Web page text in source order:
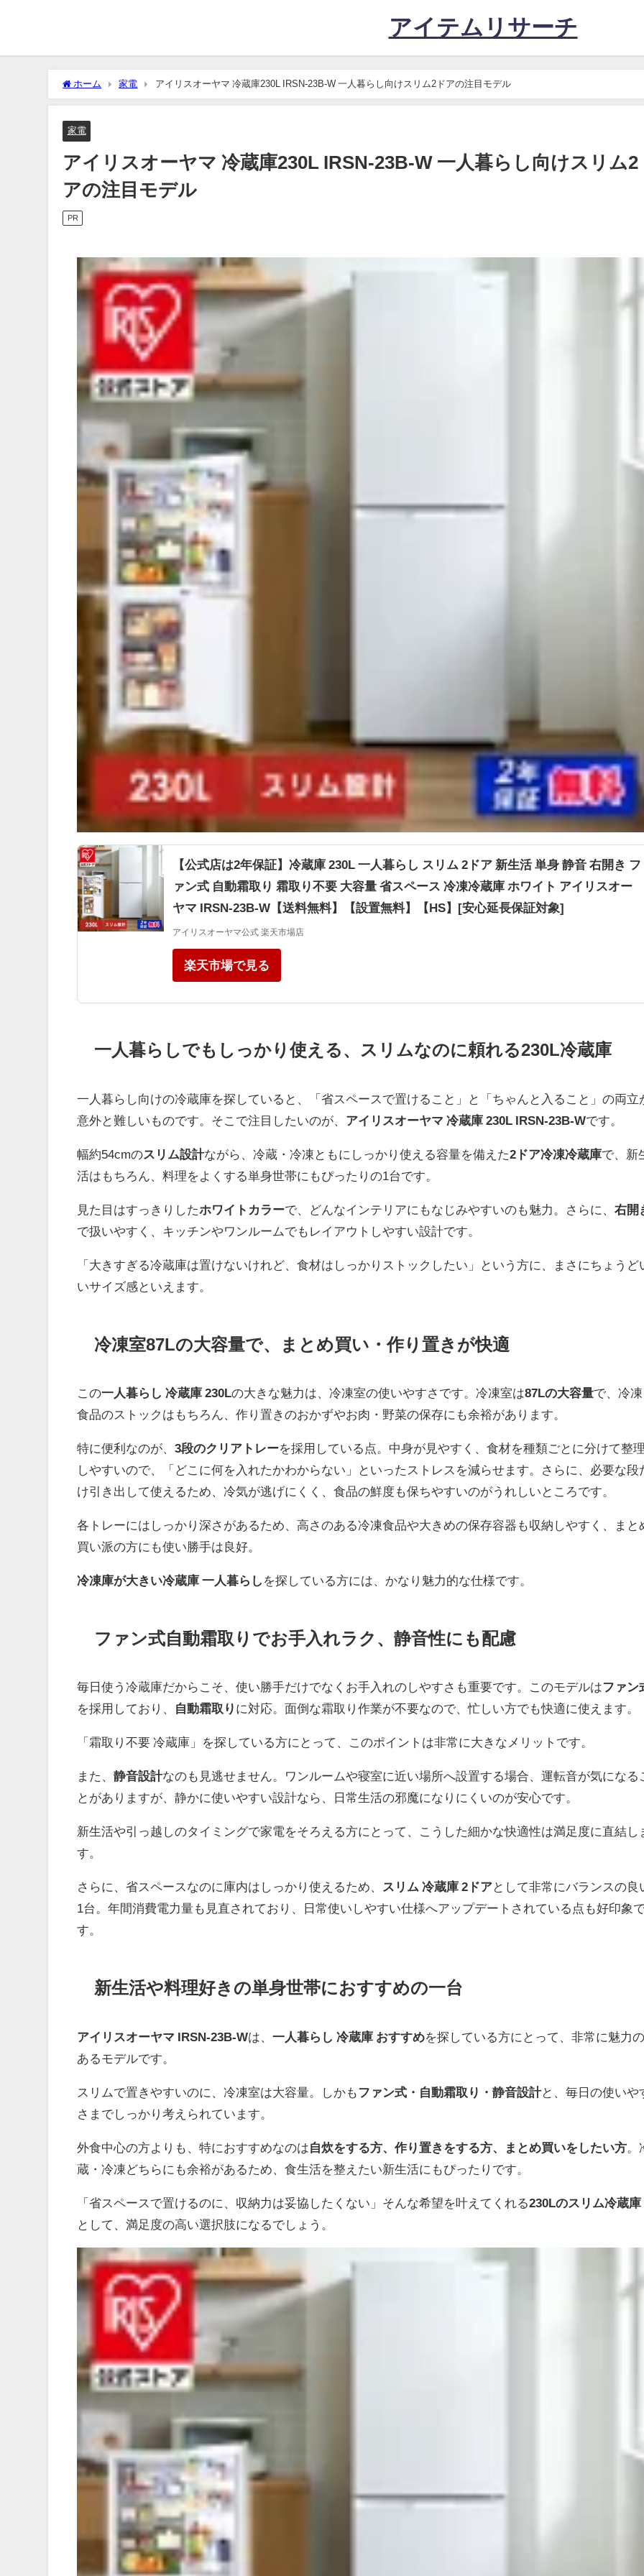
アイテムリサーチ
ホーム 家電 アイリスオーヤマ 冷蔵庫230L IRSN-23B-W 一人暮らし向けスリム2ドアの注目モデル
家電
アイリスオーヤマ 冷蔵庫230L IRSN-23B-W 一人暮らし向けスリム2
アの注目モデル
PR
【公式店は2年保証】冷蔵庫 230L 一人暮らし スリム 2ドア 新生活 単身 静音 右開き フ
ァン式 自動霜取り 霜取り不要 大容量 省スペース 冷凍冷蔵庫 ホワイト アイリスオー
ヤマ IRSN-23B-W【送料無料】【設置無料】【HS】[安心延長保証対象]
アイリスオーヤマ公式 楽天市場店
楽天市場で見る
一人暮らしでもしっかり使える、スリムなのに頼れる230L冷蔵庫
一人暮らし向けの冷蔵庫を探していると、「省スペースで置けること」と「ちゃんと入ること」の両立
意外と難しいものです。そこで注目したいのが、 アイリスオーヤマ 冷蔵庫 230L IRSN-23B-Wです。
幅約54cmのスリム設計ながら、冷蔵・冷凍ともにしっかり使える容量を備えた2ドア冷凍冷蔵庫で、新
活はもちろん、料理をよくする単身世帯にもぴったりの1台です。
見た目はすっきりしたホワイトカラーで、どんなインテリアにもなじみやすいのも魅力。さらに、右開
で扱いやすく、キッチンやワンルームでもレイアウトしやすい設計です。
「大きすぎる冷蔵庫は置けないけれど、食材はしっかりストックしたい」という方に、まさにちょうど
いサイズ感といえます。
冷凍室87Lの大容量で、まとめ買い・作り置きが快適
この一人暮らし 冷蔵庫 230Lの大きな魅力は、冷凍室の使いやすさです。冷凍室は87Lの大容量で、冷凍
食品のストックはもちろん、作り置きのおかずやお肉・野菜の保存にも余裕があります。
特に便利なのが、3段のクリアトレーを採用している点。中身が見やすく、食材を種類ごとに分けて整理
しやすいので、「どこに何を入れたかわからない」といったストレスを減らせます。さらに、必要な段
け引き出して使えるため、冷気が逃げにくく、食品の鮮度も保ちやすいのがうれしいところです。
各トレーにはしっかり深さがあるため、高さのある冷凍食品や大きめの保存容器も収納しやすく、まと
買い派の方にも使い勝手は良好。
冷凍庫が大きい冷蔵庫 一人暮らし を探している方には、かなり魅力的な仕様です。
ファン式自動霜取りでお手入れラク、静音性にも配慮
毎日使う冷蔵庫だからこそ、使い勝手だけでなくお手入れのしやすさも重要です。このモデルはファン
を採用しており、
自動霜取り に対応。面倒な霜取り作業が不要なので、忙しい方でも快適に使えます。
「霜取り不要 冷蔵庫」を探している方にとって、このポイントは非常に大きなメリットです。
また、静音設計なのも見逃せません。ワンルームや寝室に近い場所へ設置する場合、運転音が気になる
とがありますが、静かに使いやすい設計なら、日常生活の邪魔になりにくいのが安心です。
新生活や引っ越しのタイミングで家電をそろえる方にとって、こうした細かな快適性は満足度に直結し
す。
さらに、省スペースなのに庫内はしっかり使えるため、 スリム 冷蔵庫 2ドアとして非常にバランスの良
1台。年間消費電力量も見直されており、日常使いしやすい仕様へアップデートされている点も好印象
す。
新生活や料理好きの単身世帯におすすめの一台
アイリスオーヤマ IRSN-23B-Wは、一人暮らし 冷蔵庫 おすすめを探している方にとって、非常に魅力の
あるモデルです。
スリムで置きやすいのに、冷凍室は大容量。しかもファン式・自動霜取り・静音設計と、毎日の使いや
さまでしっかり考えられています。
外食中心の方よりも、特におすすめなのは自炊をする方、作り置きをする方、まとめ買いをしたい方 。
蔵・冷凍どちらにも余裕があるため、食生活を整えたい新生活にもぴったりです。
「省スペースで置けるのに、収納力は妥協したくない」そんな希望を叶えてくれる230Lのスリム冷蔵庫
として、満足度の高い選択肢になるでしょう。